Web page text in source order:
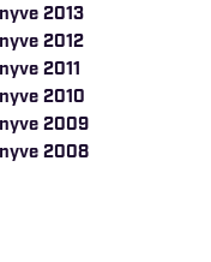
2013
2012
2011
2010
2009
2008